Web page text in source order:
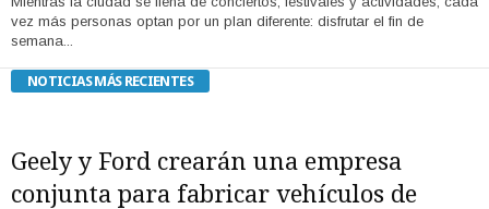
vez más personas optan por un plan diferente: disfrutar el fin de
semana...
NOTICIAS MÁS RECIENTES
Geely y Ford crearán una empresa
conjunta para fabricar vehículos de